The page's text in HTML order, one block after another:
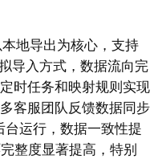
地导出为核心，支持
导入方式，数据流向完
时任务和映射规则实现
客服团队反馈数据同步
台运行，数据一致性提
整度显著提高，特别